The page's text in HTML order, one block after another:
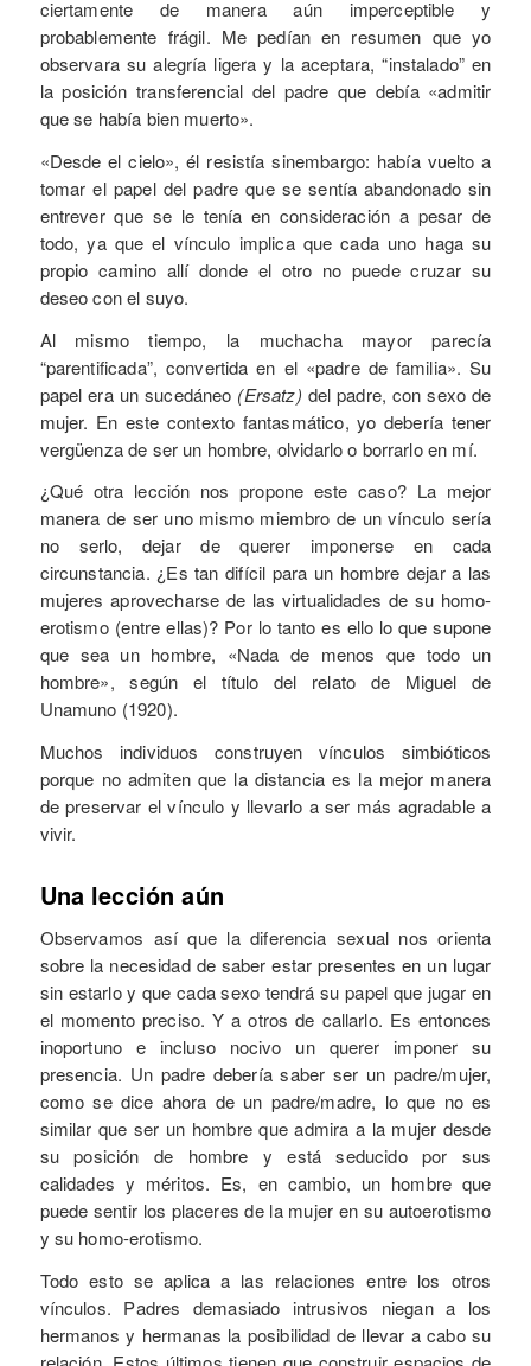
ciertamente de manera aún imperceptible y
probablemente frágil. Me pedían en resumen que yo
observara su alegría ligera y la aceptara, “instalado” en
la posición transferencial del padre que debía «admitir
que se había bien muerto».
«Desde el cielo», él resistía sinembargo: había vuelto a
tomar el papel del padre que se sentía abandonado sin
entrever que se le tenía en consideración a pesar de
todo, ya que el vínculo implica que cada uno haga su
propio camino allí donde el otro no puede cruzar su
deseo con el suyo.
Al mismo tiempo, la muchacha mayor parecía
“parentificada”, convertida en el «padre de familia». Su
papel era un sucedáneo (Ersatz) del padre, con sexo de
mujer. En este contexto fantasmático, yo debería tener
vergüenza de ser un hombre, olvidarlo o borrarlo en mí.
¿Qué otra lección nos propone este caso? La mejor
manera de ser uno mismo miembro de un vínculo sería
no serlo, dejar de querer imponerse en cada
circunstancia. ¿Es tan difícil para un hombre dejar a las
mujeres aprovecharse de las virtualidades de su homo-
erotismo (entre ellas)? Por lo tanto es ello lo que supone
que sea un hombre, «Nada de menos que todo un
hombre», según el título del relato de Miguel de
Unamuno (1920).
Muchos individuos construyen vínculos simbióticos
porque no admiten que la distancia es la mejor manera
de preservar el vínculo y llevarlo a ser más agradable a
vivir.
Una lección aún
Observamos así que la diferencia sexual nos orienta
sobre la necesidad de saber estar presentes en un lugar
sin estarlo y que cada sexo tendrá su papel que jugar en
el momento preciso. Y a otros de callarlo. Es entonces
inoportuno e incluso nocivo un querer imponer su
presencia. Un padre debería saber ser un padre/mujer,
como se dice ahora de un padre/madre, lo que no es
similar que ser un hombre que admira a la mujer desde
su posición de hombre y está seducido por sus
calidades y méritos. Es, en cambio, un hombre que
puede sentir los placeres de la mujer en su autoerotismo
y su homo-erotismo.
Todo esto se aplica a las relaciones entre los otros
vínculos. Padres demasiado intrusivos niegan a los
hermanos y hermanas la posibilidad de llevar a cabo su